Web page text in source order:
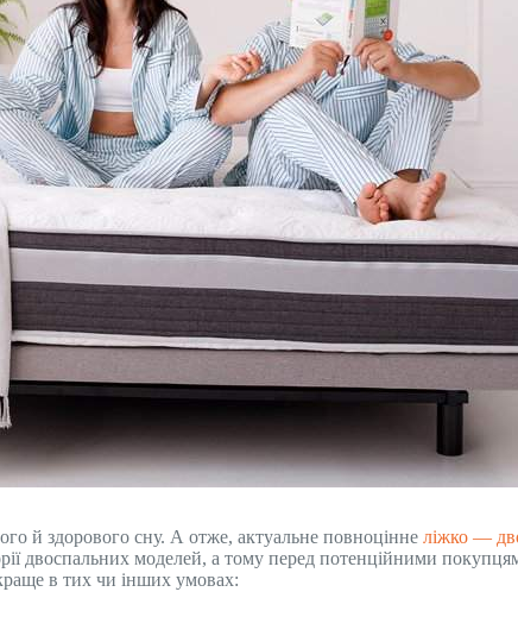
й здорового сну. А отже, актуальне повноцінне ліжко —
двоспальних моделей, а тому перед потенційними
в тих чи інших умовах: